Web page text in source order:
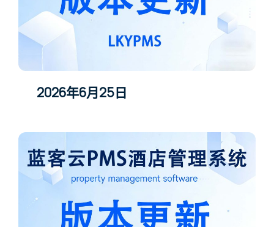
2026年6月25日